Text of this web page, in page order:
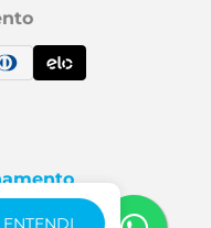
ENTENDI